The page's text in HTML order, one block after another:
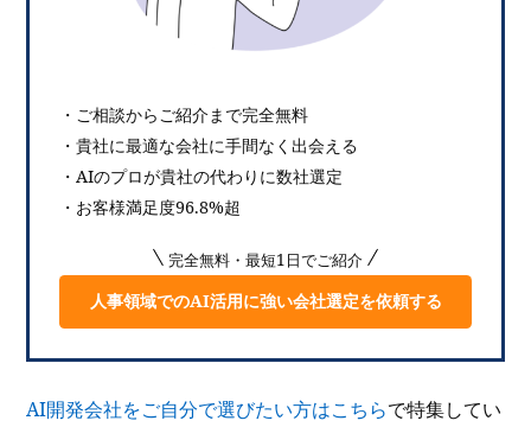
・ご相談からご紹介まで完全無料
・貴社に最適な会社に手間なく出会える
・AIのプロが貴社の代わりに数社選定
・お客様満足度96.8%超
完全無料・最短1日でご紹介
人事領域でのAI活用に強い会社選定を依頼する
AI開発会社をご自分で選びたい方はこちらで特集してい